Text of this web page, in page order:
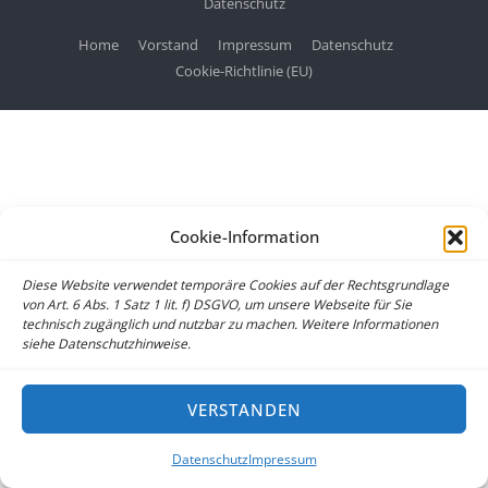
Cookie-Information
Diese Website verwendet temporäre Cookies auf der Rechtsgrundlage
von Art. 6 Abs. 1 Satz 1 lit. f) DSGVO, um unsere Webseite für Sie
technisch zugänglich und nutzbar zu machen. Weitere Informationen
siehe Datenschutzhinweise.
VERSTANDEN
DatenschutzImpressum
Home Vorstand Impressum
Datenschutz
Cookie-Richtlinie (EU)